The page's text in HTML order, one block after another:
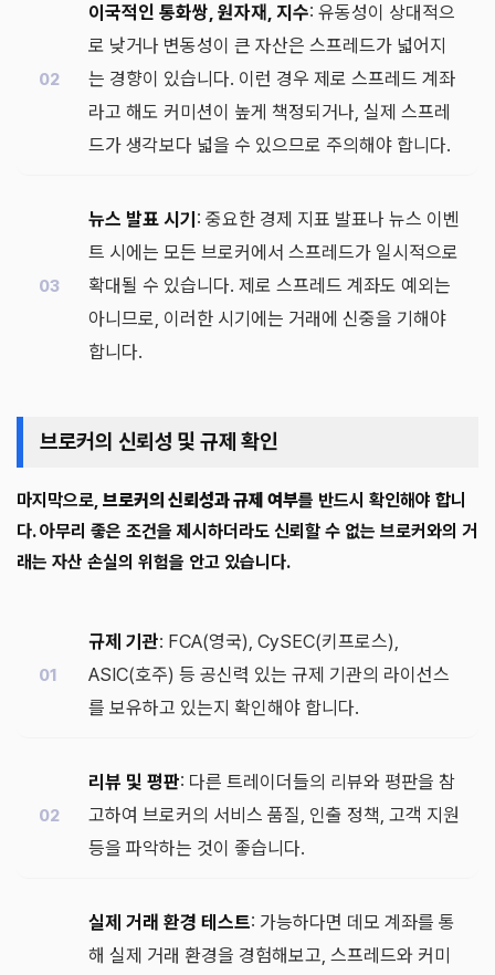
이국적인 통화쌍, 원자재, 지수: 유동성이 상대적으
로 낮거나 변동성이 큰 자산은 스프레드가 넓어지
는 경향이 있습니다. 이런 경우 제로 스프레드 계좌
라고 해도 커미션이 높게 책정되거나, 실제 스프레
드가 생각보다 넓을 수 있으므로 주의해야 합니다.
뉴스 발표 시기 : 중요한 경제 지표 발표나 뉴스 이벤
트 시에는 모든 브로커에서 스프레드가 일시적으로
확대될 수 있습니다. 제로 스프레드 계좌도 예외는
아니므로, 이러한 시기에는 거래에 신중을 기해야
합니다.
브로커의 신뢰성 및 규제 확인
마지막으로, 브로커의 신뢰성과 규제 여부를 반드시 확인해야 합니
다. 아무리 좋은 조건을 제시하더라도 신뢰할 수 없는 브로커와의 거
래는 자산 손실의 위험을 안고 있습니다.
규제 기관: FCA(영국), CySEC(키프로스),
ASIC(호주) 등 공신력 있는 규제 기관의 라이선스
를 보유하고 있는지 확인해야 합니다.
리뷰 및 평판: 다른 트레이더들의 리뷰와 평판을 참
고하여 브로커의 서비스 품질, 인출 정책, 고객 지원
등을 파악하는 것이 좋습니다.
실제 거래 환경 테스트: 가능하다면 데모 계좌를 통
해 실제 거래 환경을 경험해보고, 스프레드와 커미